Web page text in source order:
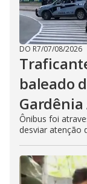
DO R7/07/08/2026
baleado
Gardênia
Ônibus foi
desviar atenção